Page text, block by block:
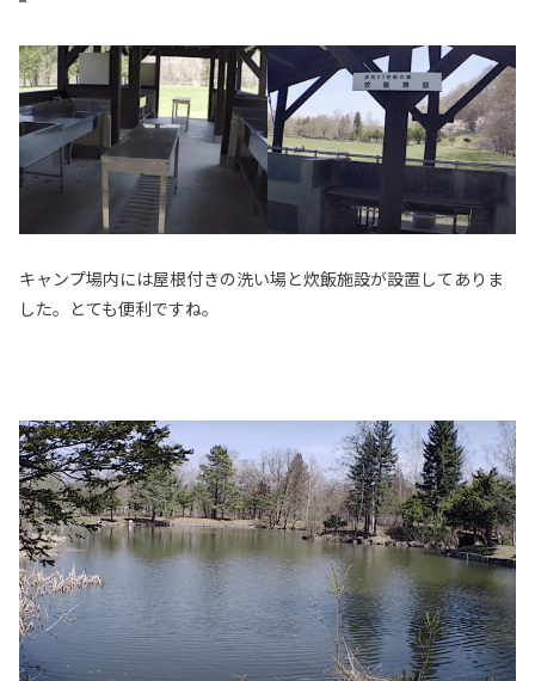
キャンプ場内には屋根付きの洗い場と炊飯施設が設置してありま
した。とても便利ですね。